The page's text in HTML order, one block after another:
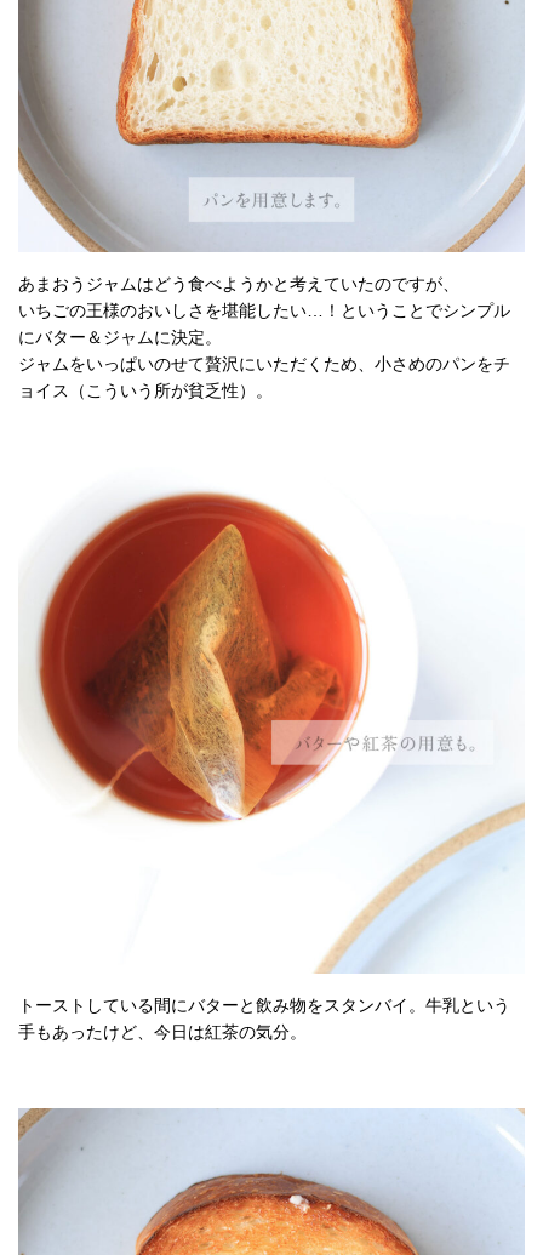
あまおうジャムはどう食べようかと考えていたのですが、
いちごの王様のおいしさを堪能したい…！ということでシンプル
にバター＆ジャムに決定。
ジャムをいっぱいのせて贅沢にいただくため、小さめのパンをチ
ョイス（こういう所が貧乏性）。
トーストしている間にバターと飲み物をスタンバイ。牛乳という
手もあったけど、今日は紅茶の気分。